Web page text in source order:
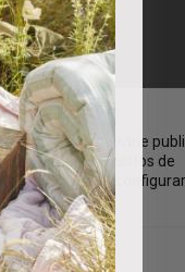
y mostrarle
partir de sus hábitos de
información y